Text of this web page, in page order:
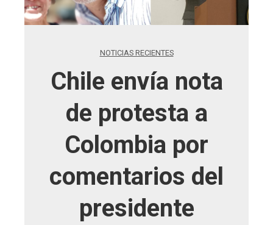
NOTICIAS RECIENTES
Chile envía nota
de protesta a
Colombia por
comentarios del
presidente